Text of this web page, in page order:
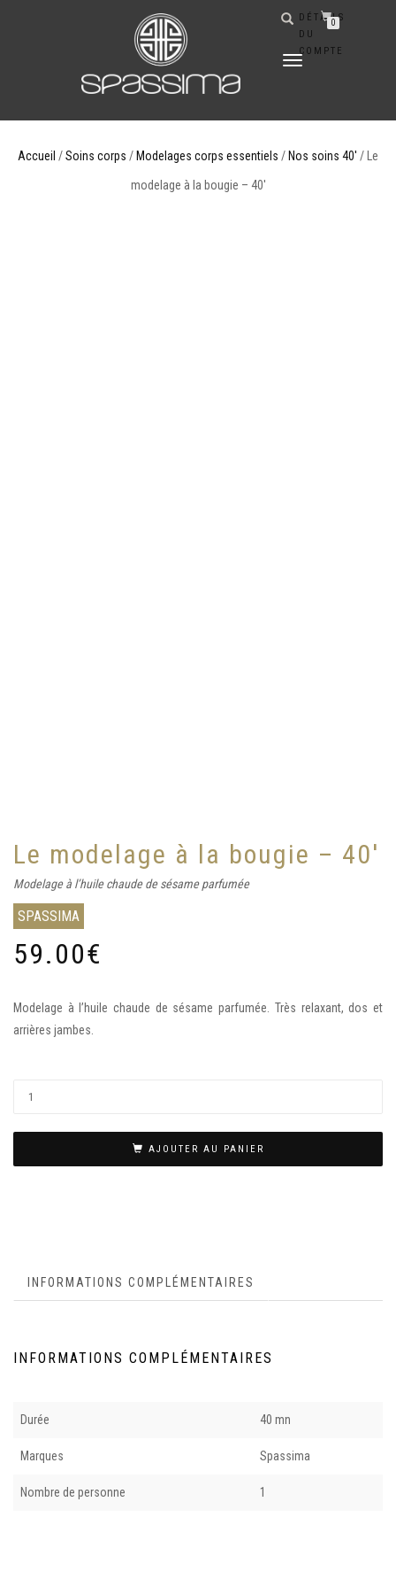
DÉPLIER
DÉTAILS
DU
COMPTE
0
Accueil /Soins corps / Modelages corps essentiels / Nos soins 40' / Le
modelage à la bougie – 40′
Le modelage à la bougie – 40′
Modelage à l’huile chaude de sésame parfumée
SPASSIMA
59.00€
Modelage à l’huile chaude de sésame parfumée. Très relaxant, dos et
arrières jambes.
AJOUTER AU PANIER
INFORMATIONS COMPLÉMENTAIRES
INFORMATIONS COMPLÉMENTAIRES
Durée 40 mn
Marques Spassima
Nombre de personne 1